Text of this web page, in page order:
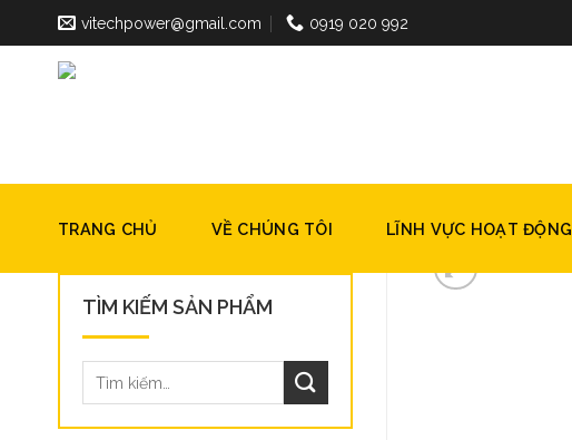
to
content
vitechpower@gmail.com 0919 020 992
TRANG CHỦ VỀ CHÚNG TÔI LĨNH VỰC HOẠT ĐỘNG
TÌM KIẾM SẢN PHẨM